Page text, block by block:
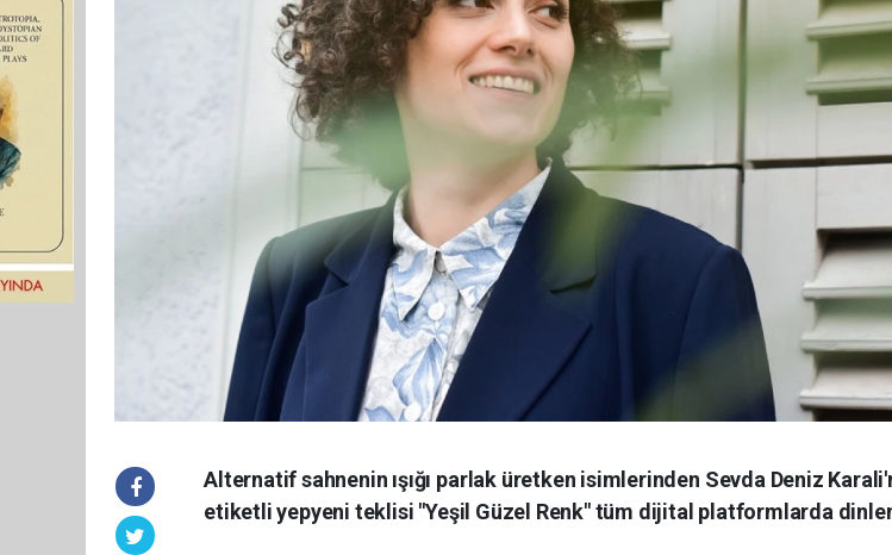
Alternatif sahnenin ışığı parlak üretken isimlerinden Sevda Deniz
etiketli yepyeni teklisi "Yeşil Güzel Renk" tüm dijital platformlarda